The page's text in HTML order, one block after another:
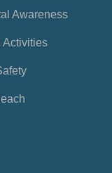
Awareness
Activities